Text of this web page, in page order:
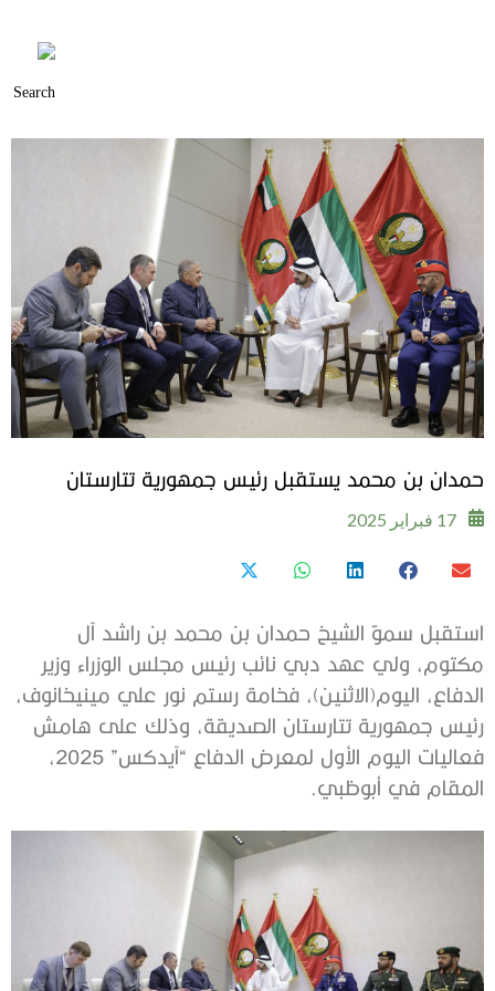
حمدان بن محمد يستقبل رئيس جمهورية تتارستان
17 فبراير 2025
استقبل سموّ الشيخ حمدان بن محمد بن راشد آل
مكتوم، ولي عهد دبي نائب رئيس مجلس الوزراء وزير
الدفاع، اليوم(الاثنين)، فخامة رستم نور علي مينيخانوف،
رئيس جمهورية تتارستان الصديقة، وذلك على هامش
فعاليات اليوم الأول لمعرض الدفاع “آيدكس” 2025،
المقام في أبوظبي.